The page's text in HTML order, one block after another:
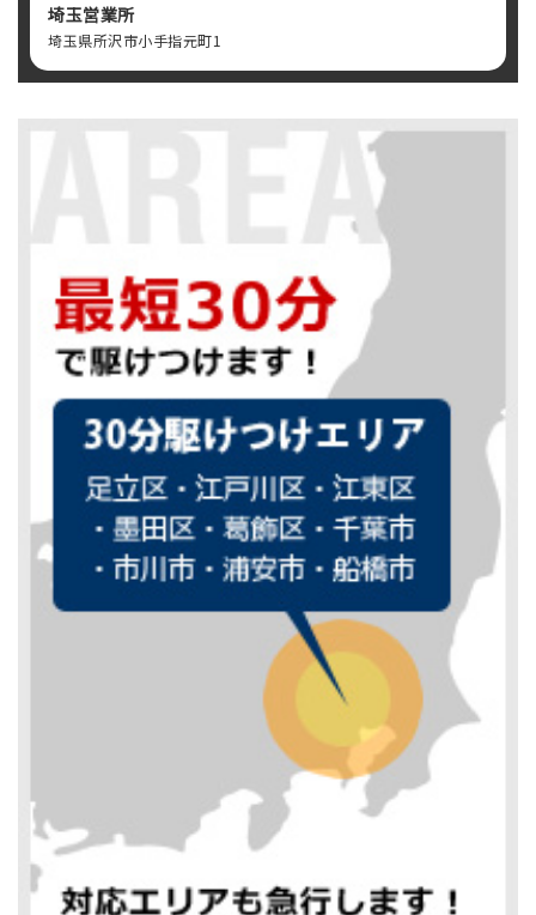
埼玉営業所
埼玉県所沢市小手指元町1